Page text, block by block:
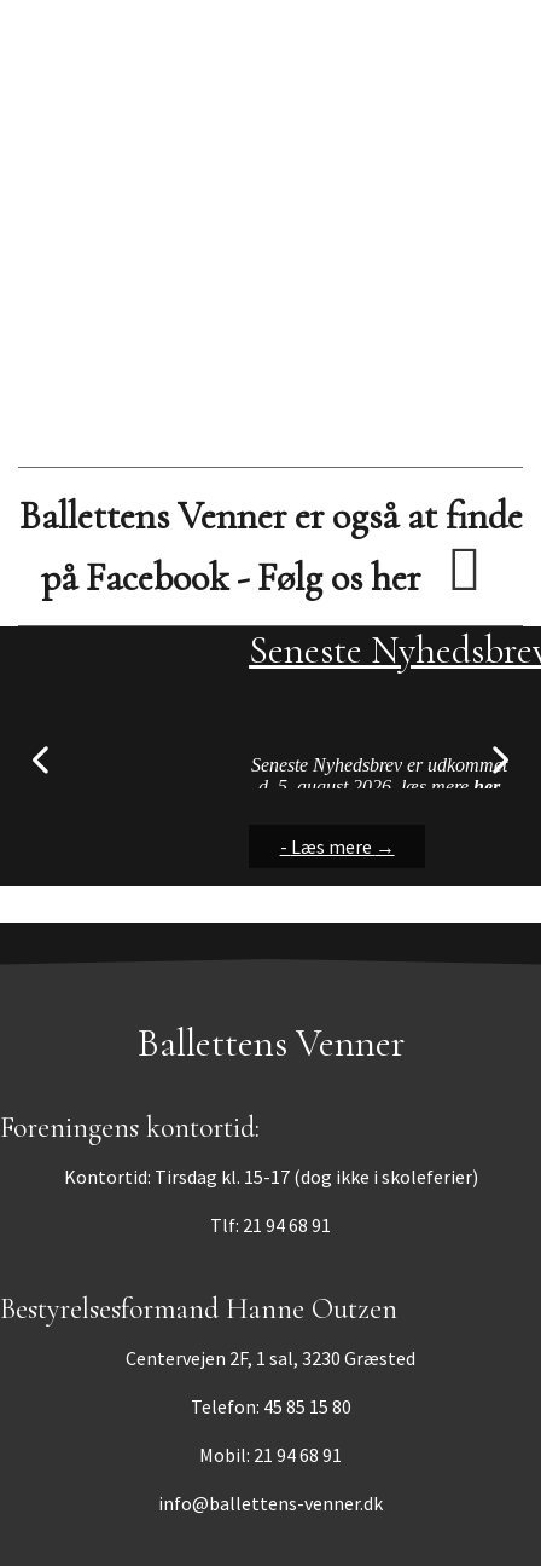
Ballettens Venner er også at finde
på Facebook - Følg os her
Seneste
Seneste Nyhedsbrev er udkommet
d. 5. august 2026, læs mere her
- Læs mere →
Streamingstilbud
- Læs mere →
FAQ - Hjælp på
hyppigt er præsenteret for ved
brug af hjemmesiden....
- Læs mere →
Ballettens Venner
Foreningens kontortid:
Kontortid: Tirsdag kl. 15-17 (dog ikke i skoleferier)
Tlf: 21 94 68 91
Bestyrelsesformand Hanne Outzen
Centervejen 2F, 1 sal, 3230 Græsted
Telefon: 45 85 15 80
Mobil: 21 94 68 91
info@ballettens-venner.dk